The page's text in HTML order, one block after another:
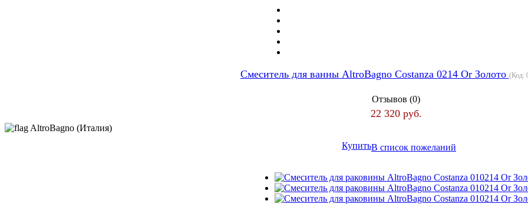
Cмеситель для ванны AltroBagno Costanza 0214 Or Золото (Код:
Отзывов (0)
22 320 руб.
AltroBagno (Италия)
КупитьВ список пожеланий